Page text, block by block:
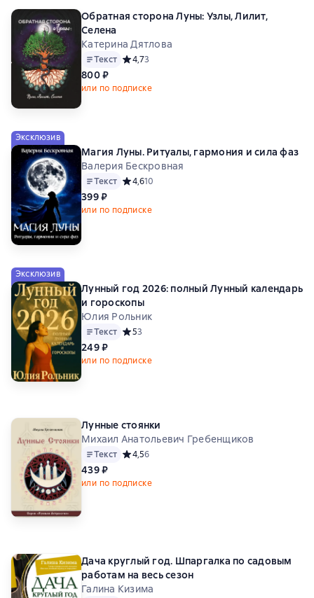
Обратная сторона Луны: Узлы, Лилит,
Селена
Катерина Дятлова
Текст Средний рейтинг 4,7 на основе 3 оценок
4,73
800 ₽
или по подписке
Эксклюзив
Магия Луны. Ритуалы, гармония и сила фаз
Валерия Бескровная
Текст Средний рейтинг 4,6 на основе 10 оценок
4,610
399 ₽
или по подписке
Эксклюзив
Лунный год 2026: полный Лунный календарь
и гороскопы
Юлия Рольник
Текст Средний рейтинг 5 на основе 3 оценок
53
249 ₽
или по подписке
Лунные стоянки
Михаил Анатольевич Гребенщиков
Текст Средний рейтинг 4,5 на основе 6 оценок
4,56
439 ₽
или по подписке
Дача круглый год. Шпаргалка по садовым
работам на весь сезон
Галина Кизима